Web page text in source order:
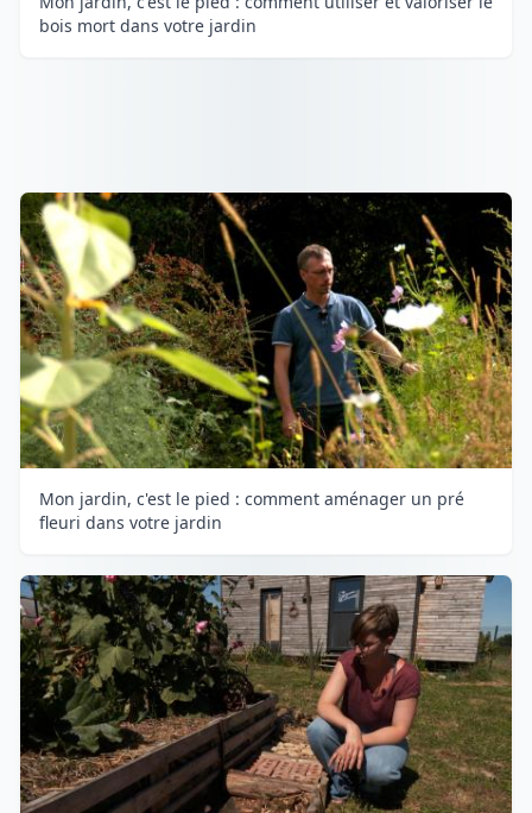
bois mort dans votre jardin
Mon jardin, c'est le pied : comment aménager un pré
fleuri dans votre jardin